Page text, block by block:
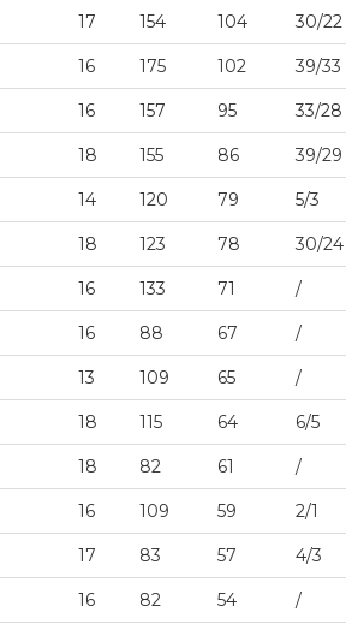
17 154 104 30/22
16 175 102 39/33
16 157 95 33/28
18 155 86 39/29
14 120 79 5/3
18 123 78 30/24
16 133 71 /
16 88 67 /
13 109 65 /
18 115 64 6/5
18 82 61 /
16 109 59 2/1
17 83 57 4/3
16 82 54 /